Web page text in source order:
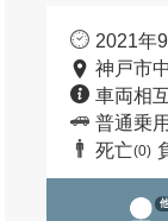
2021年
神戸市
車両相
普通乗
死亡(0)